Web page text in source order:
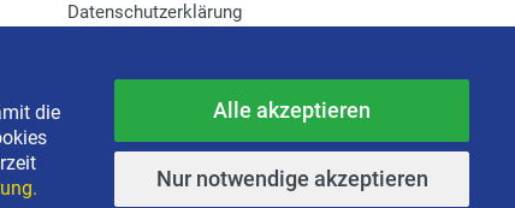
Datenschutzerklärung
die
Alle akzeptieren
Nur notwendige akzeptieren